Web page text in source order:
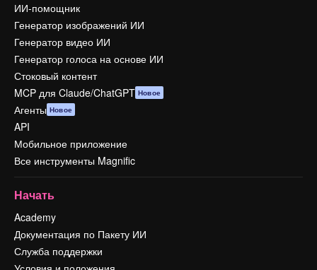
ИИ-помощник
Генератор изображений ИИ
Генератор видео ИИ
Генератор голоса на основе ИИ
Стоковый контент
MCP для Claude/ChatGPT Новое
Агенты Новое
API
Мобильное приложение
Все инструменты Magnific
Начать
Academy
Документация по Пакету ИИ
Служба поддержки